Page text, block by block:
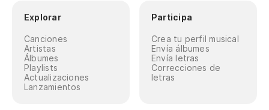
Explorar
Canciones
Artistas
Álbumes
Playlists
Actualizaciones
Lanzamientos
Participa
Crea tu perfil musical
Envía álbumes
Envía letras
Correcciones de
letras